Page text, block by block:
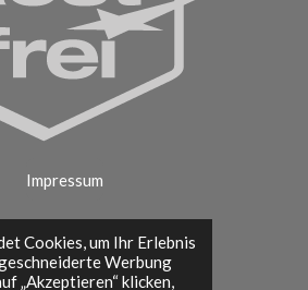
Cookies, um Ihr Erlebnis
Werbung
„Akzeptieren“ klicken,
Impressum